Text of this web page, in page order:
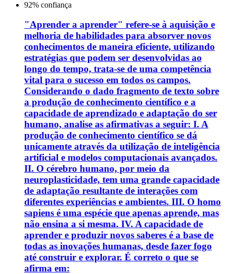
92% confiança
"Aprender a aprender" refere-se à aquisição e
melhoria de habilidades para absorver novos
conhecimentos de maneira eficiente, utilizando
estratégias que podem ser desenvolvidas ao
longo do tempo, trata-se de uma competência
vital para o sucesso em todos os campos.
Considerando o dado fragmento de texto sobre
a produção de conhecimento científico e a
capacidade de aprendizado e adaptação do ser
humano, analise as afirmativas a seguir: I. A
produção de conhecimento científico se dá
unicamente através da utilização de inteligência
artificial e modelos computacionais avançados.
II. O cérebro humano, por meio da
neuroplasticidade, tem uma grande capacidade
de adaptação resultante de interações com
diferentes experiências e ambientes. III. O homo
sapiens é uma espécie que apenas aprende, mas
não ensina a si mesma. IV. A capacidade de
aprender e produzir novos saberes é a base de
todas as inovações humanas, desde fazer fogo
até construir e explorar. É correto o que se
afirma em: